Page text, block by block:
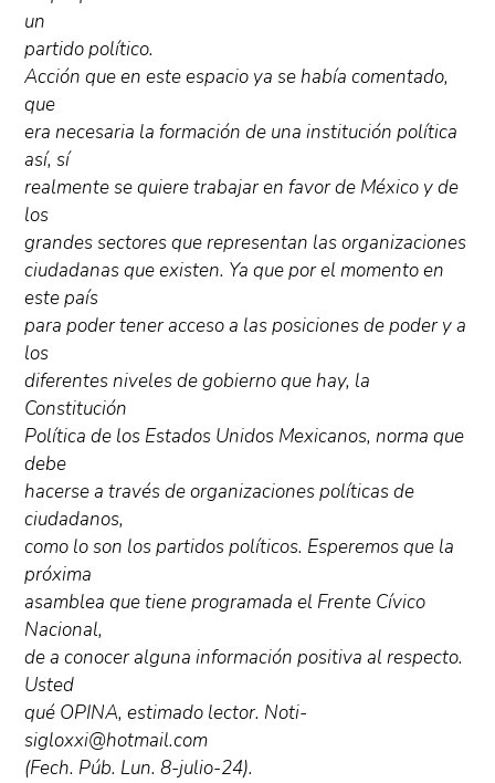
un
partido político.
Acción que en este espacio ya se había comentado,
que
era necesaria la formación de una institución política
así, sí
realmente se quiere trabajar en favor de México y de
los
grandes sectores que representan las organizaciones
ciudadanas que existen. Ya que por el momento en
este país
para poder tener acceso a las posiciones de poder y a
los
diferentes niveles de gobierno que hay, la
Constitución
Política de los Estados Unidos Mexicanos, norma que
debe
hacerse a través de organizaciones políticas de
ciudadanos,
como lo son los partidos políticos. Esperemos que la
próxima
asamblea que tiene programada el Frente Cívico
Nacional,
de a conocer alguna información positiva al respecto.
Usted
qué OPINA, estimado lector. Noti-
sigloxxi@hotmail.com
(Fech. Púb. Lun. 8-julio-24).